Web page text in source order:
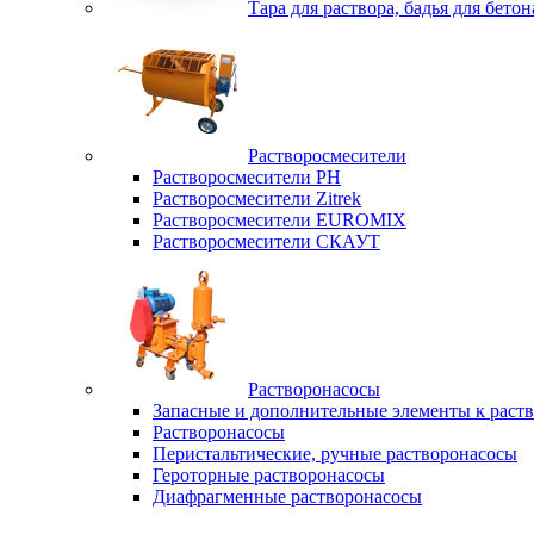
Тара для раствора, бадья для
Растворосмесители
Растворосмесители РН
Растворосмесители Zitrek
Растворосмесители EUROMIX
Растворосмесители СКАУТ
Растворонасосы
Запасные и дополнительные элементы к
Растворонасосы
Перистальтические, ручные растворонасосы
Героторные растворонасосы
Диафрагменные растворонасосы